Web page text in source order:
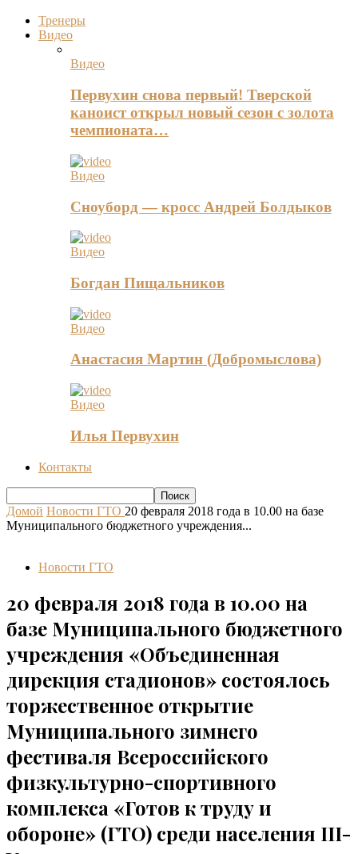
Тренеры
Видео
Видео
Первухин снова первый! Тверской
каноист открыл новый сезон с золота
чемпионата…
Видео
Сноуборд — кросс Андрей Болдыков
Видео
Богдан Пищальников
Видео
Анастасия Мартин (Добромыслова)
Видео
Илья Первухин
Контакты
Домой Новости ГТО 20 февраля 2018 года в 10.00 на базе
Муниципального бюджетного учреждения...
Новости ГТО
20 февраля 2018 года в 10.00 на
базе Муниципального бюджетного
учреждения «Объединенная
дирекция стадионов» состоялось
торжественное открытие
Муниципального зимнего
фестиваля Всероссийского
физкультурно-спортивного
комплекса «Готов к труду и
обороне» (ГТО) среди населения III-